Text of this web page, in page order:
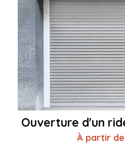
Ouverture d'un
À partir de